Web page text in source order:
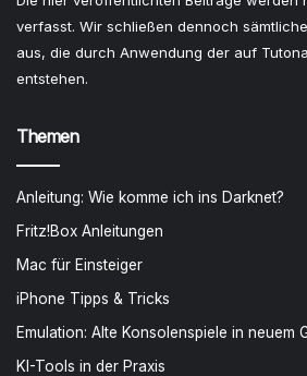
verfasst. Wir schließen dennoch
aus, die durch Anwendung der auf
entstehen.
Themen
Anleitung: Wie komme ich ins Darknet?
Fritz!Box Anleitungen
Mac für Einsteiger
iPhone Tipps & Tricks
Emulation: Alte Konsolenspiele in neuem
KI-Tools in der Praxis